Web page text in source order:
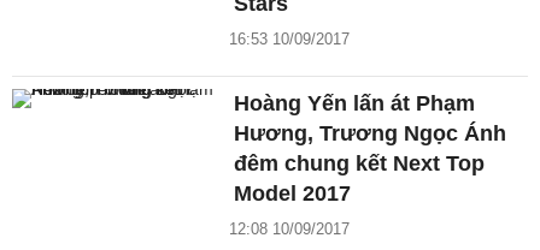
16:53 10/09/2017
Hoàng Yến lấn át Phạm
Hương, Trương Ngọc Ánh
đêm chung kết Next Top
Model 2017
12:08 10/09/2017